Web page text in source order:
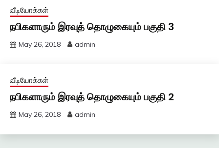
வீடியோக்கள்
நபிகளாரும் இரவுத் தொழுகையும் பகுதி 3
May 26, 2018 admin
வீடியோக்கள்
நபிகளாரும் இரவுத் தொழுகையும் பகுதி 2
May 26, 2018 admin